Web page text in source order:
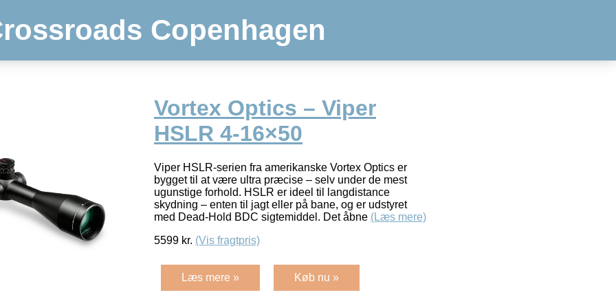
Copenhagen
Vortex Optics – Viper
HSLR 4-16×50
Viper HSLR-serien fra amerikanske Vortex Optics er
bygget til at være ultra præcise – selv under de mest
ugunstige forhold. HSLR er ideel til langdistance
skydning – enten til jagt eller på bane, og er udstyret
med Dead-Hold BDC sigtemiddel. Det åbne (Læs mere)
5599 kr. (Vis fragtpris)
Læs mere » Køb nu »